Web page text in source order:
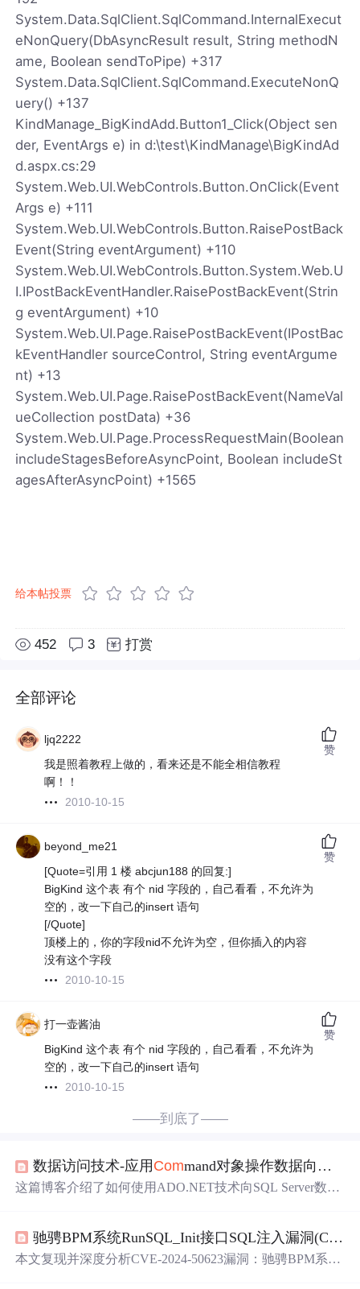
System.Data.SqlClient.SqlCommand.InternalExecut
eNonQuery(DbAsyncResult result, String methodN
ame, Boolean sendToPipe) +317
System.Data.SqlClient.SqlCommand.ExecuteNonQ
uery() +137
KindManage_BigKindAdd.Button1_Click(Object sen
der, EventArgs e) in d:\test\KindManage\BigKindAd
d.aspx.cs:29
System.Web.UI.WebControls.Button.OnClick(Event
Args e) +111
System.Web.UI.WebControls.Button.RaisePostBack
Event(String eventArgument) +110
System.Web.UI.WebControls.Button.System.Web.U
I.IPostBackEventHandler.RaisePostBackEvent(Strin
g eventArgument) +10
System.Web.UI.Page.RaisePostBackEvent(IPostBac
kEventHandler sourceControl, String eventArgume
nt) +13
System.Web.UI.Page.RaisePostBackEvent(NameVal
ueCollection postData) +36
System.Web.UI.Page.ProcessRequestMain(Boolean
includeStagesBeforeAsyncPoint, Boolean includeSt
agesAfterAsyncPoint) +1565
给本帖投票
452 3 打赏
全部评论
ljq2222
我是照着教程上做的，看来还是不能全相信教程
啊！！
2010-10-15
赞
beyond_me21
[Quote=引用 1 楼 abcjun188 的回复:]
BigKind 这个表 有个 nid 字段的，自己看看，不允许为
空的，改一下自己的insert 语句
[/Quote]
顶楼上的，你的字段nid不允许为空，但你插入的内容
没有这个字段
2010-10-15
赞
打一壶酱油
BigKind 这个表 有个 nid 字段的，自己看看，不允许为
空的，改一下自己的insert 语句
2010-10-15
赞
——到底了——
数据访问技术-应用 Command对象操作数据向数据库添加数据
这篇博客介绍了如何使用ADO.NET技术向SQL Server数据
现了数据的添加。当Execute NonQuery方法返回值大于0
时，表示数据添加成功。
驰骋BPM系统RunSQL_Init接口SQL注入漏洞(CVE-2024-50623)复现与深度分析
本文复现并深度分析CVE-2024-50623漏洞：驰骋BPM系统